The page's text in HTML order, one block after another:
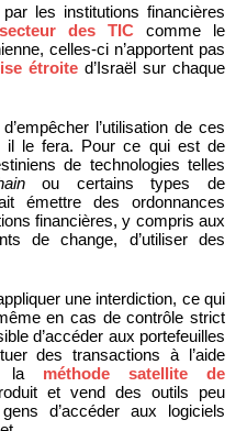
les institutions financières
secteur des TIC comme le
celles-ci n’apportent pas
étroite d’Israël sur chaque
l’utilisation de ces
il le fera. Pour ce qui est de
de technologies telles
ou certains types de
émettre des ordonnances
financières, y compris aux
de change, d’utiliser des
une interdiction, ce qui
en cas de contrôle strict
d’accéder aux portefeuilles
des transactions à l’aide
la méthode satellite de
et vend des outils peu
d’accéder aux logiciels